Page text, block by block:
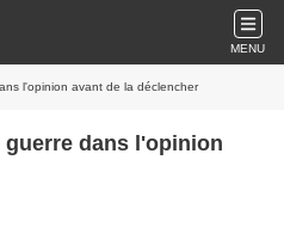
MENU
l'opinion avant de la déclencher
dans l'opinion